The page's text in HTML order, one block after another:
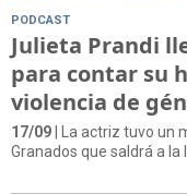
PODCAST
Julieta Prandi
para contar su
violencia de
17/09 | La actriz tuvo un
Granados que saldrá a la